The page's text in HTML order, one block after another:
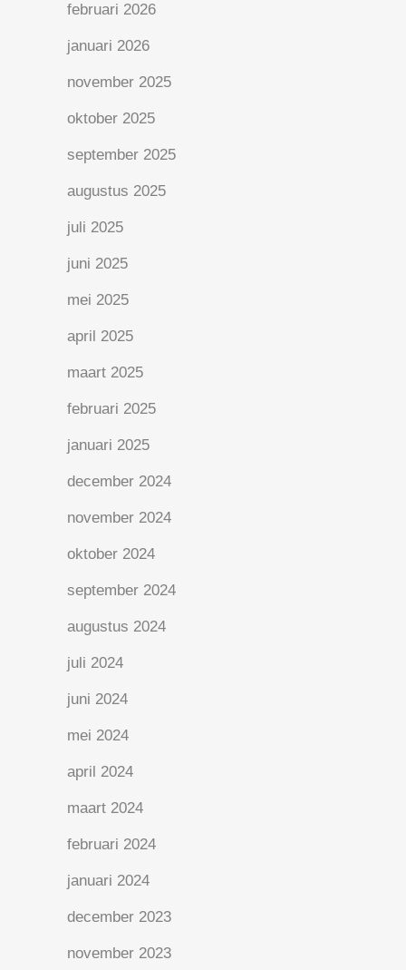
februari 2026
januari 2026
november 2025
oktober 2025
september 2025
augustus 2025
juli 2025
juni 2025
mei 2025
april 2025
maart 2025
februari 2025
januari 2025
december 2024
november 2024
oktober 2024
september 2024
augustus 2024
juli 2024
juni 2024
mei 2024
april 2024
maart 2024
februari 2024
januari 2024
december 2023
november 2023